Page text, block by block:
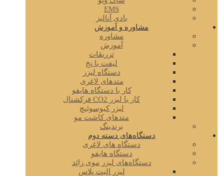
EMS
بادی آنالیز
مشاوره و آموزش
مشاوره
آموزش
تزریقات
لیفت با نخ
دستگاه لیزر
متدهای لاغری
کار با دستگاه هایفو
کار با لیزر CO2 فرکشنال
لیزر کیوسوئیچ
متدهای کاشت مو
برندینگ
دستگاه‌های دسته دوم
دستگاه های لاغری
دستگاه هایفو
دستگاه‌های لیزر موی زائد
لیزر الیت پلاس